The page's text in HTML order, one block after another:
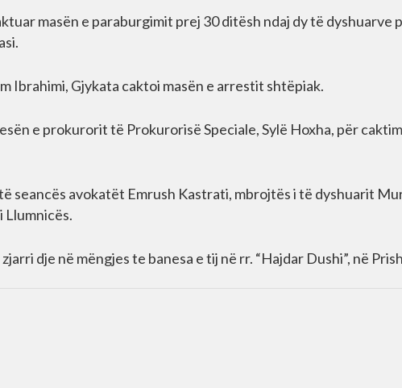
masën e paraburgimit prej 30 ditësh ndaj dy të dyshuarve
Ibrahimi, Gjykata caktoi masën e arrestit shtëpiak.
e prokurorit të Prokurorisë Speciale, Sylë Hoxha, për
seancës avokatët Emrush Kastrati, mbrojtës i të dyshuarit
Llumnicës.
dje në mëngjes te banesa e tij në rr. “Hajdar Dushi”, në